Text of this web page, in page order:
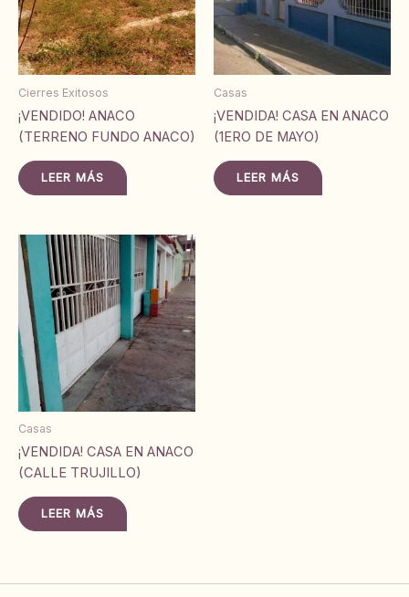
Cierres Exitosos
¡VENDIDO! ANACO
(TERRENO FUNDO ANACO)
LEER MÁS
Casas
¡VENDIDA! CASA EN ANACO
(1ERO DE MAYO)
LEER MÁS
Casas
¡VENDIDA! CASA EN ANACO
(CALLE TRUJILLO)
LEER MÁS